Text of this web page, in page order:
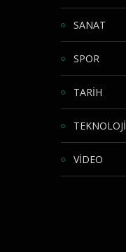
SANAT
SPOR
TARİH
TEKNOLOJİ
VİDEO